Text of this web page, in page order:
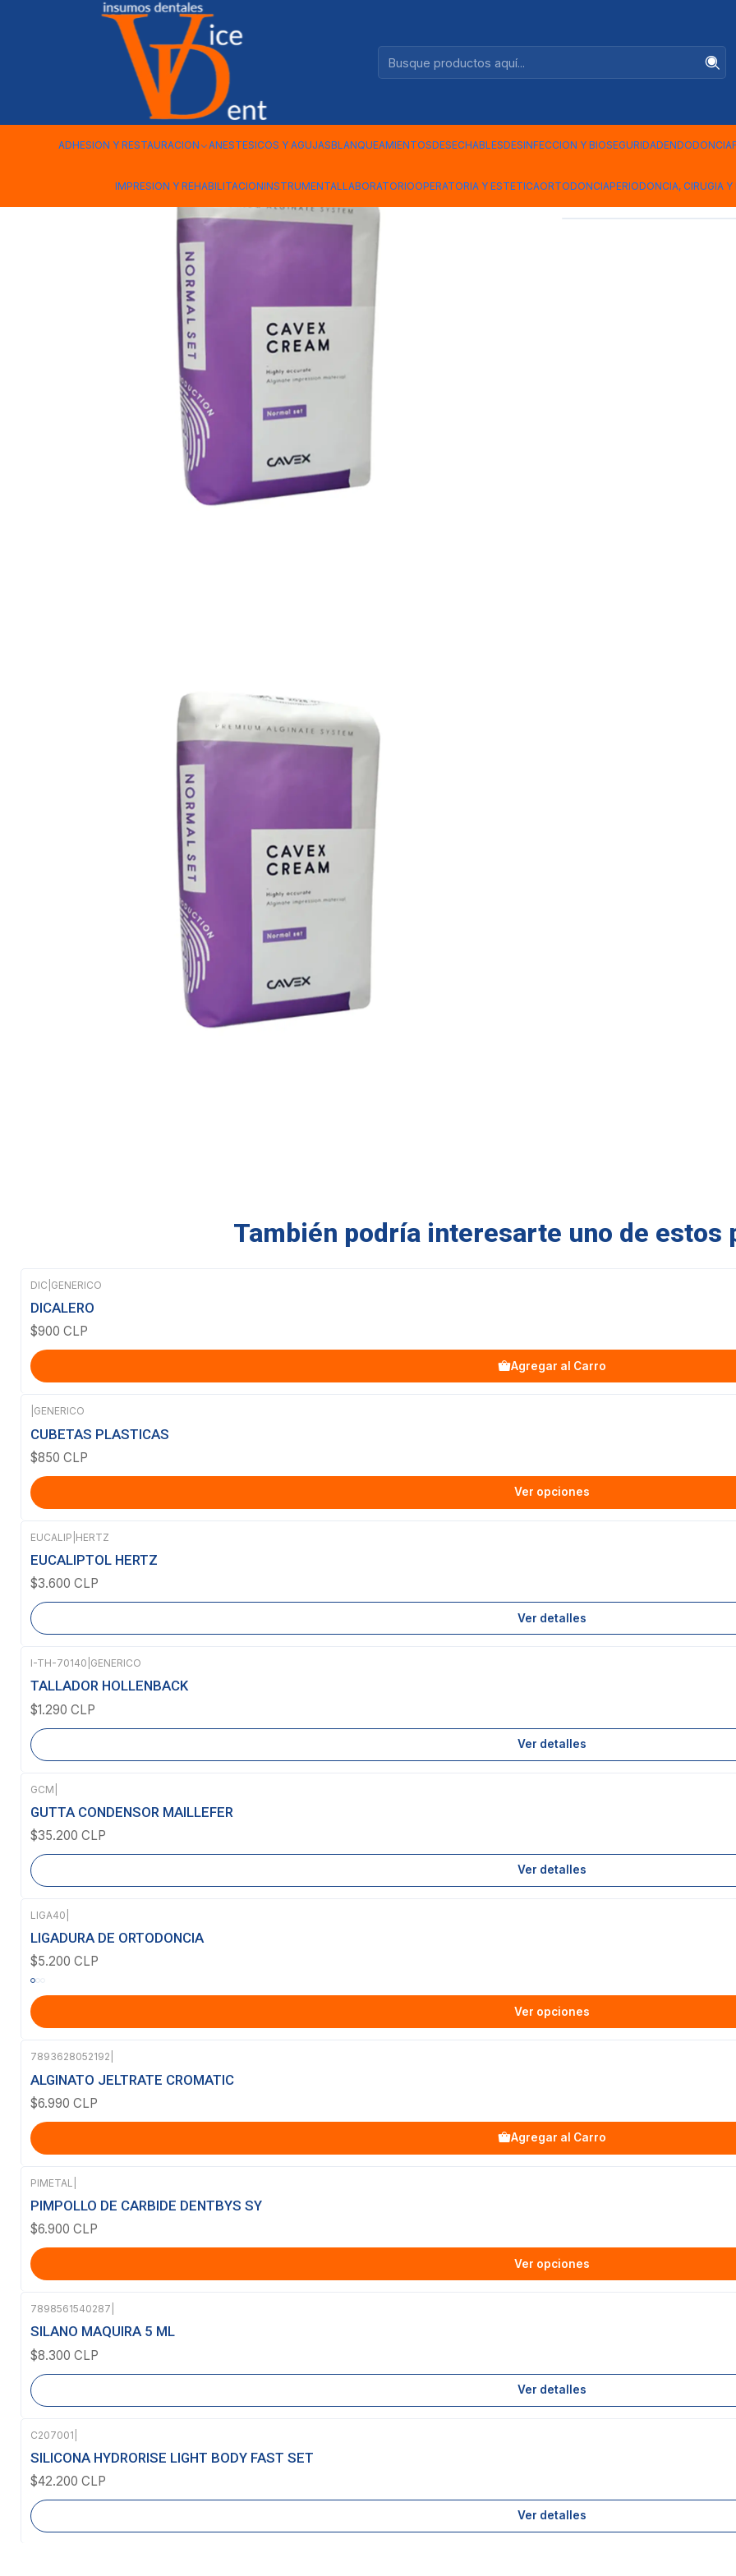
ADHESION Y RESTAURACION ANESTESICOS Y AGUJASBLANQUEAMIENTOSDESECHABLESDESINFECCION Y BIOSEGURIDADENDODONCIA
IMPRESION Y REHABILITACIONINSTRUMENTALLABORATORIOOPERATORIA Y ESTETICAORTODONCIAPERIODONCIA, CIRUGIA Y
IMPRESION Y REHABILITACION ALGINATO CAVEX CREAM
También podría interesarte uno de estos
DIC GENERICO
DICALERO
$900 CLP
Agregar al Carro
GENERICO
CUBETAS PLASTICAS
$850 CLP
Ver opciones
Agotado
EUCALIP HERTZ
EUCALIPTOL HERTZ
$3.600 CLP
Ver detalles
Agotado
I-TH-70140 GENERICO
TALLADOR HOLLENBACK
$1.290 CLP
Ver detalles
Agotado
GCM
GUTTA CONDENSOR MAILLEFER
$35.200 CLP
Ver detalles
LIGA40
LIGADURA DE ORTODONCIA
$5.200 CLP
Ver opciones
7893628052192
ALGINATO JELTRATE CROMATIC
$6.990 CLP
Agregar al Carro
PIMETAL
PIMPOLLO DE CARBIDE DENTBYS SY
$6.900 CLP
Ver opciones
Agotado
7898561540287
SILANO MAQUIRA 5 ML
$8.300 CLP
Ver detalles
Agotado
C207001
SILICONA HYDRORISE LIGHT BODY FAST SET
$42.200 CLP
Ver detalles